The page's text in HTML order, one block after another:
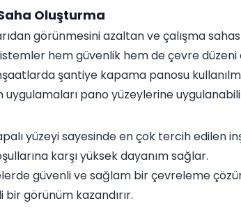
Oluşturma
görünmesini azaltan ve çalışma
hem güvenlik hem de çevre düzeni
şantiye kapama panosu
pano yüzeylerine
yüzeyi sayesinde en çok tercih edilen
karşı yüksek dayanım sağlar.
güvenli ve sağlam bir çevreleme
görünüm kazandırır.